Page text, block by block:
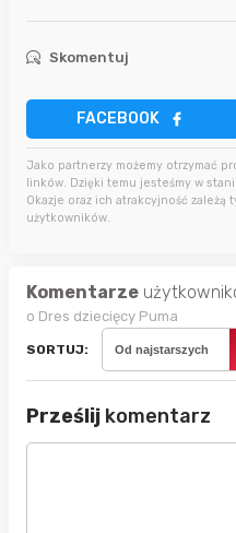
Skomentuj
FACEBOOK
Jako partnerzy możemy otrzymać
linków. Dzięki temu jesteśmy w
Okazje oraz ich atrakcyjność zależą
użytkowników.
Komentarze
o Dres dziecięcy Puma
SORTUJ: Od najstarszych
Prześlij komentarz